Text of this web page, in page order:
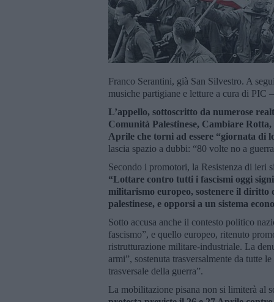
Franco Serantini, già San Silvestro. A
musiche partigiane e letture a cura di PIC
L’appello, sottoscritto da numerose
Comunità Palestinese, Cambiare
Aprile che torni ad essere “giornata di
lascia spazio a dubbi: “80 volte no a
Secondo i promotori, la Resistenza di ieri
“Lottare contro tutti i fascismi oggi
militarismo europeo, sostenere il diritto
palestinese, e opporsi a un sistema
Sotto accusa anche il contesto politico
fascismo”, e quello europeo, ritenuto
ristrutturazione militare-industriale. La
armi”, sostenuta trasversalmente da tutte
trasversale della guerra”.
La mobilitazione pisana non si limiterà al